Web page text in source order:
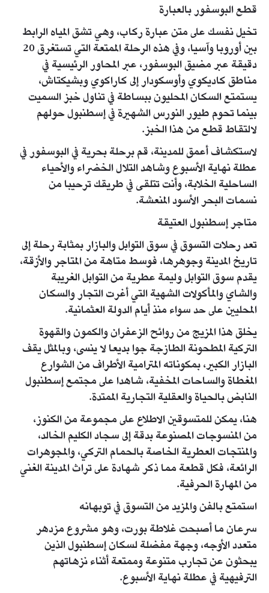
قطع البوسفور بالعبارة
تخيل نفسك على متن عبارة ركاب، وهي تشق المياه الرابط
بين أوروبا وآسيا، وفي هذه الرحلة الممتعة التي تستغرق 20
دقيقة عبر مضيق البوسفور، عبر المحاور الرئيسية في
مناطق كاديكوي وأوسكودار إلى كاراكوي وبشيكتاش،
يستمتع السكان المحليون ببساطة في تناول خبز السميت
بينما تحوم طيور النورس الشهيرة في إسطنبول حولهم
لالتقاط قطع من هذا الخبز.
لاستكشاف أعمق للمدينة، قم برحلة بحرية في البوسفور في
عطلة نهاية الأسبوع وشاهد التلال الخضراء والأحياء
الساحلية الخلابة، وأنت تتلقى في طريقك ترحيبا من
نسمات البحر الأسود المنعشة.
متاجر إسطنبول العتيقة
تعد رحلات التسوق في سوق التوابل والبازار بمثابة رحلة إلى
تاريخ المدينة وجوهرها، فوسط متاهة من المتاجر والأزقة،
يقدم سوق التوابل وليمة عطرية من التوابل الغريبة
والشاي والمأكولات الشهية التي أغرت التجار والسكان
المحليين على حد سواء منذ أيام الدولة العثمانية.
يخلق هذا المزيج من روائح الزعفران والكمون والقهوة
التركية المطحونة الطازجة جوا بديعا لا ينسى، وبالمثل يقف
البازار الكبير، بمكوناته المترامية الأطراف من الشوارع
المغطاة والساحات المخفية، شاهدا على مجتمع إسطنبول
النابض بالحياة والعقلية التجارية الممتدة.
هنا، يمكن للمتسوقين الاطلاع على مجموعة من الكنوز،
من المنسوجات المصنوعة بدقة إلى سجاد الكليم الخالد،
والمنتجات العطرية الخاصة بالحمام التركي، والمجوهرات
الرائعة، فكل قطعة مما ذكر شهادة على تراث المدينة الغني
من المهارة الحرفية.
استمتع بالفن والمزيد من التسوق في توبهانه
سرعان ما أصبحت غلاطة بورت، وهو مشروع مزدهر
متعدد الأوجه، وجهة مفضلة لسكان إسطنبول الذين
يبحثون عن تجارب متنوعة وممتعة أثناء نزهاتهم
الترفيهية في عطلة نهاية الأسبوع.